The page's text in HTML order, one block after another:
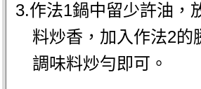
3.作法1鍋中留少許油，
料炒香，加入作法2的
調味料炒勻即可。